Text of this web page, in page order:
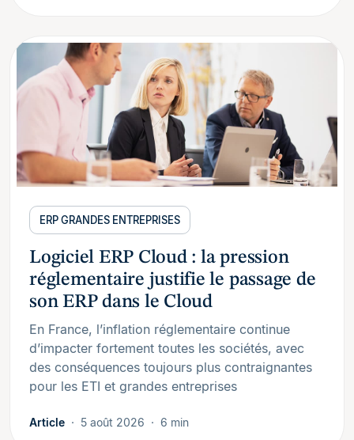
ERP GRANDES ENTREPRISES
Logiciel ERP Cloud : la pression
réglementaire justifie le passage de
son ERP dans le Cloud
En France, l’inflation réglementaire continue
d’impacter fortement toutes les sociétés, avec
des conséquences toujours plus contraignantes
pour les ETI et grandes entreprises
Article 5 août 2026 6 min